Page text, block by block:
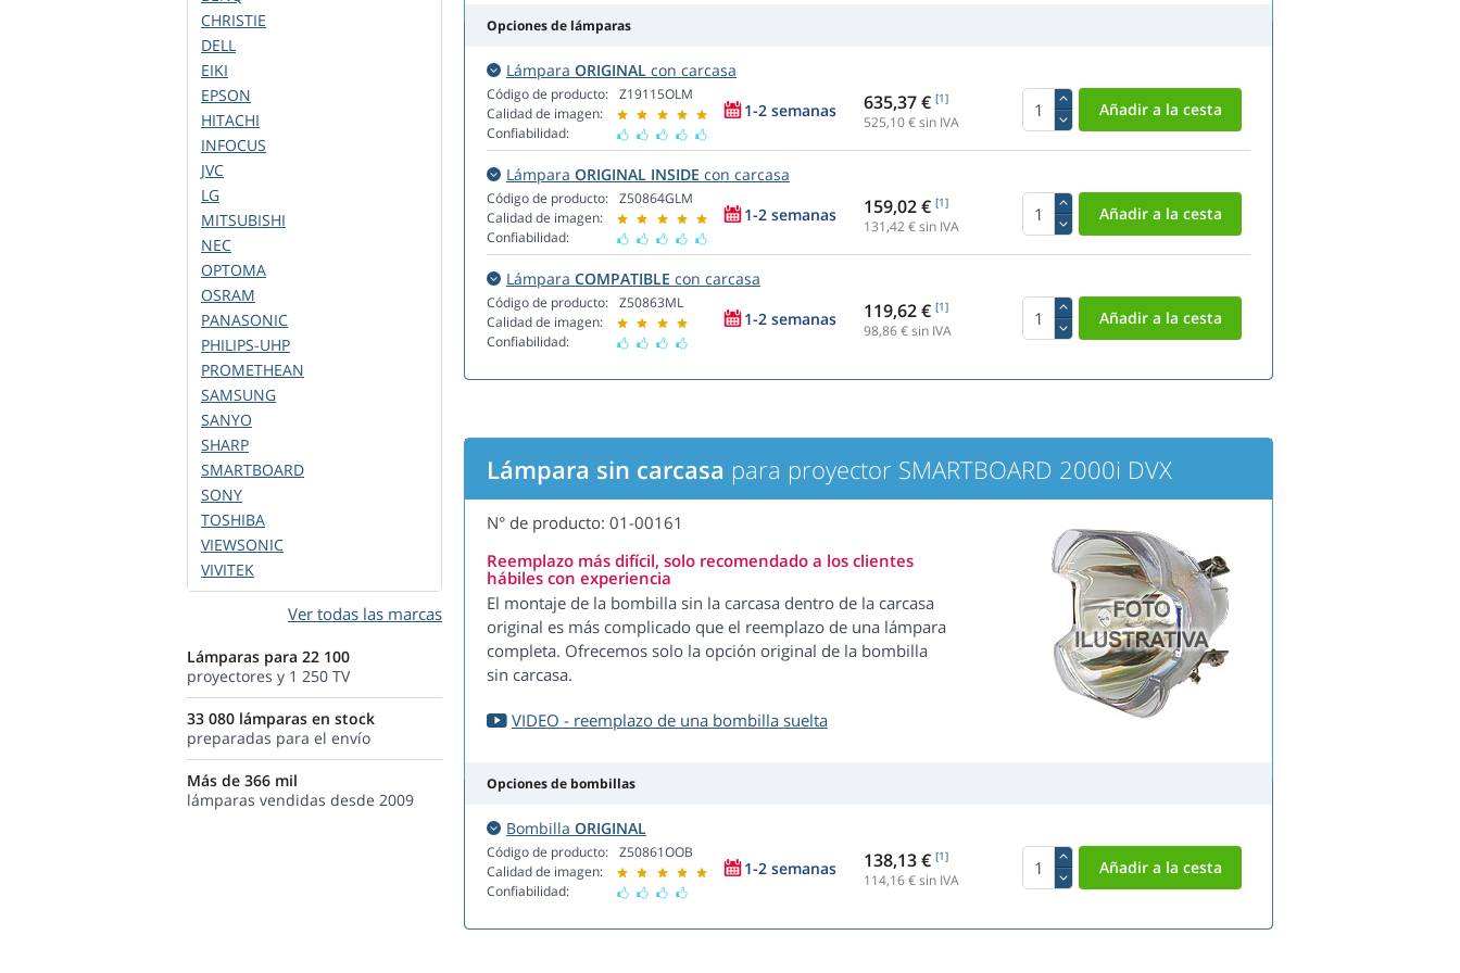
Opciones de lámparas
Lámpara ORIGINAL con carcasa
Código de producto:
Calidad de imagen:
Confiabilidad:
Z19115OLM
1-2 semanas 635,37 € [1]
525,10€ sin IVA
Lámpara ORIGINAL INSIDE con carcasa
Código de producto:
Calidad de imagen:
Confiabilidad:
Z50864GLM
1-2 semanas 159,02 € [1]
131,42€ sin IVA
Lámpara COMPATIBLE con carcasa
Código de producto:
Calidad de imagen:
Confiabilidad:
Z50863ML
1-2 semanas 119,62 € [1]
98,86€ sin IVA
Lámpara sin carcasa para proyector SMARTBOARD 2000i DVX
N° de producto: 01-00161
Reemplazo más difícil, solo recomendado a los clientes
hábiles con experiencia
El montaje de la bombilla sin la carcasa dentro de la carcasa
original es más complicado que el reemplazo de una lámpara
completa. Ofrecemos solo la opción original de la bombilla
sin carcasa.
VIDEO - reemplazo de una bombilla suelta
Opciones de bombillas
Bombilla ORIGINAL
Código de producto:
Calidad de imagen:
Confiabilidad:
Z50861OOB
1-2 semanas 138,13 € [1]
114,16€ sin IVA
CHRISTIE
DELL
EIKI
EPSON
HITACHI
INFOCUS
JVC
LG
MITSUBISHI
NEC
OPTOMA
OSRAM
PANASONIC
PHILIPS-UHP
PROMETHEAN
SAMSUNG
SANYO
SHARP
SMARTBOARD
SONY
TOSHIBA
VIEWSONIC
VIVITEK
Ver todas las marcas
Lámparas para 22 100
proyectores y 1 250 TV
33 080 lámparas en stock
preparadas para el envío
Más de 366 mil
lámparas vendidas desde 2009